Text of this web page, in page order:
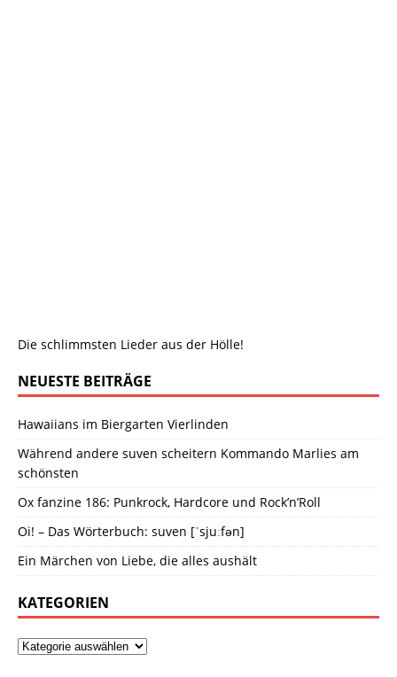
Die schlimmsten Lieder aus der Hölle!
NEUESTE BEITRÄGE
Hawaiians im Biergarten Vierlinden
Während andere suven scheitern Kommando Marlies am
schönsten
Ox fanzine 186: Punkrock, Hardcore und Rock’n’Roll
Oi! – Das Wörterbuch: suven [ˈsjuːfən]
Ein Märchen von Liebe, die alles aushält
KATEGORIEN